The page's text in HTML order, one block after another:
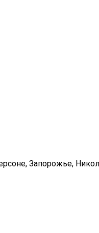
Запорожье,